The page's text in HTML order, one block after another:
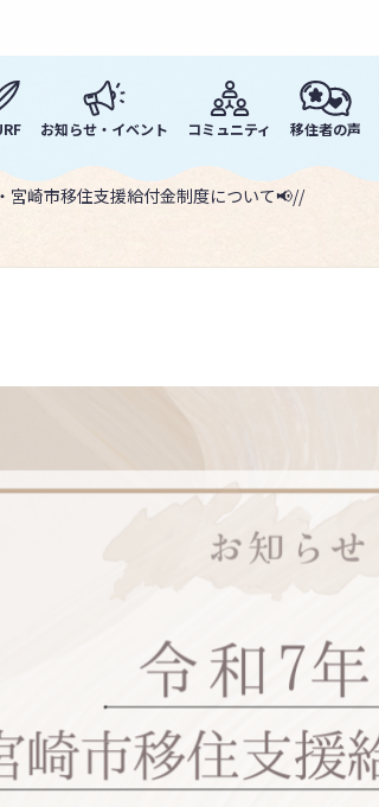
お知らせ・イベント コミュニティ 移住者の声
宮崎市移住支援給付金制度について📢//